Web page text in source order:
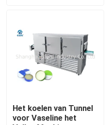
Neem contact met ons op
Nieuws
Bloggen
Het koelen van Tunnel
voor Vaseline het